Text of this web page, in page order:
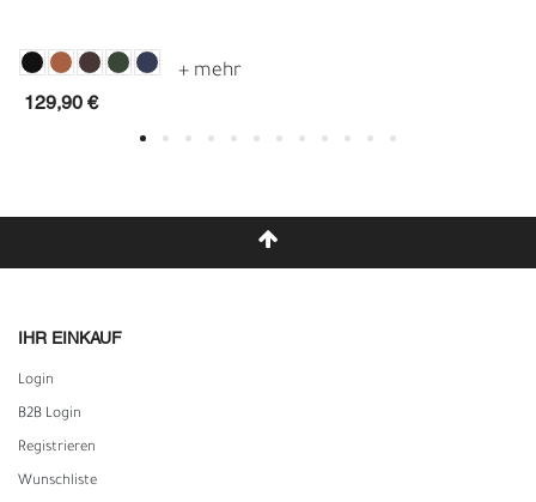
129,90 €
IHR EINKAUF
Login
B2B Login
Registrieren
Wunschliste